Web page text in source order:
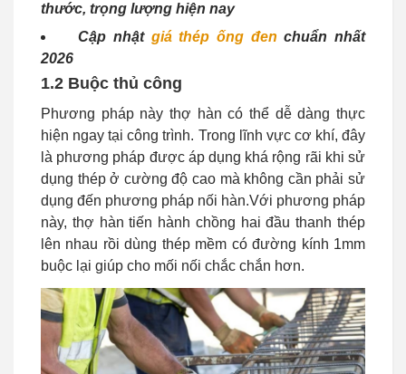
thước, trọng lượng hiện nay
Cập nhật giá thép ống đen chuẩn nhất
2026
1.2 Buộc thủ công
Phương pháp này thợ hàn có thể dễ dàng thực
hiện ngay tại công trình. Trong lĩnh vực cơ khí, đây
là phương pháp được áp dụng khá rộng rãi khi sử
dụng thép ở cường độ cao mà không cần phải sử
dụng đến phương pháp nối hàn.Với phương pháp
này, thợ hàn tiến hành chồng hai đầu thanh thép
lên nhau rồi dùng thép mềm có đường kính 1mm
buộc lại giúp cho mối nối chắc chắn hơn.